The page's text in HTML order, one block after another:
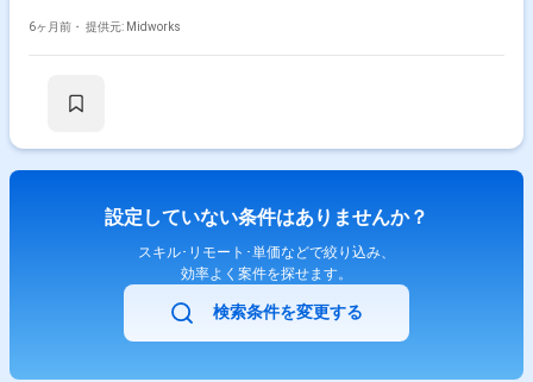
や障害対応、仮想化基盤（VMware vSphere / Hyper-V）の運用保守を含
6ヶ月前・ 提供元: Midworks
設定していない条件はありませんか？
スキル･リモート･単価などで絞り込み、
効率よく案件を探せます。
検索条件を変更する